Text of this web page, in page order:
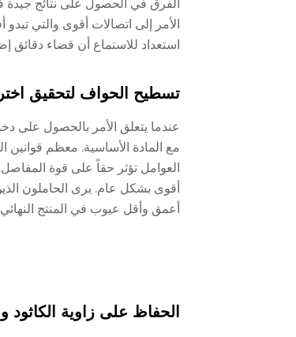
الفرق في الحصول على نتائج جيدة
الأمر إلى اتصالات أقوى والتي
استعداد للاستماع أن قضاء دقائق
تسطيح الحواف لتحقيق
عندما يتعلق الأمر بالحصول على
مع المادة الأساسية. معظم قوانين
العوامل تؤثر حقاً على قوة
أقوى بشكل عام. يرى الحاملون
أعمق وأقل عيوب في المنتج
الحفاظ على زاوية